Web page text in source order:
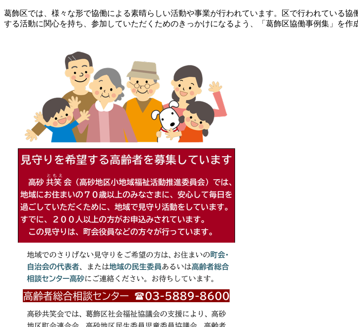
葛飾区では、様々な形で協働による素晴らしい活動や事業が行われています。区で行われている
する活動に関心を持ち、参加していただくためのきっかけになるよう、「葛飾区協働事例集」を作